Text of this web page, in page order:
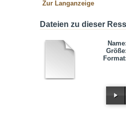
Zur Langanzeige
Dateien zu dieser